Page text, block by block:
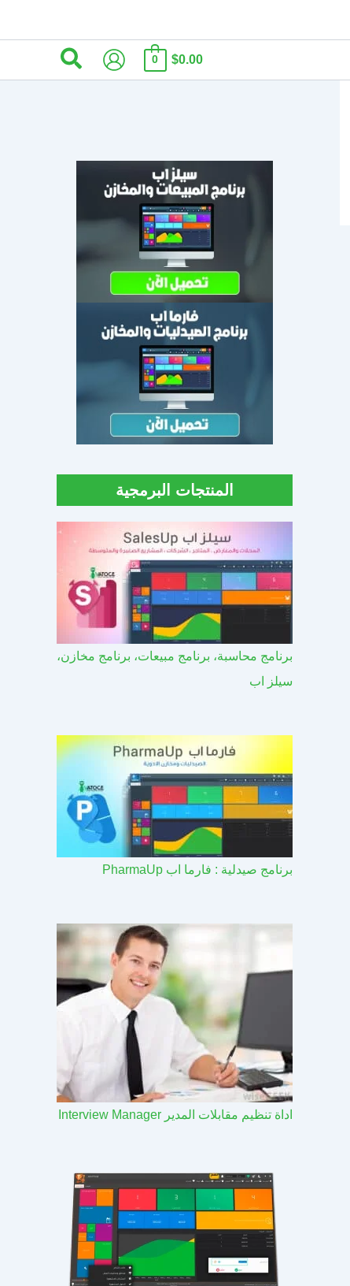
$0.00
0 البحث
المنتجات البرمجية
برنامج محاسبة، برنامج مبيعات، برنامج مخازن،
سيلز اب
برنامج صيدلية : فارما اب PharmaUp​
اداة تنظيم مقابلات المدير Interview Manager